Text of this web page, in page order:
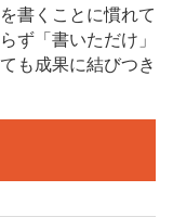
書くことに慣れて
ず「書いただけ」
も成果に結びつき